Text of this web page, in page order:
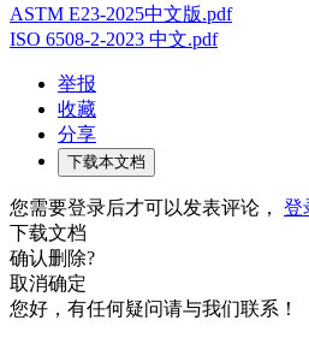
ASTM E23-2025中文版.pdf
ISO 6508-2-2023 中文.pdf
举报
收藏
分享
下载本文档
您需要登录后才可以发表评论， 登
下载文档
确认删除?
取消确定
您好，有任何疑问请与我们联系！